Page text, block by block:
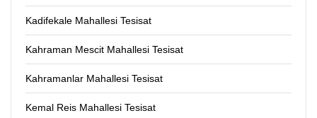
Kadifekale Mahallesi Tesisat
Kahraman Mescit Mahallesi Tesisat
Kahramanlar Mahallesi Tesisat
Kemal Reis Mahallesi Tesisat